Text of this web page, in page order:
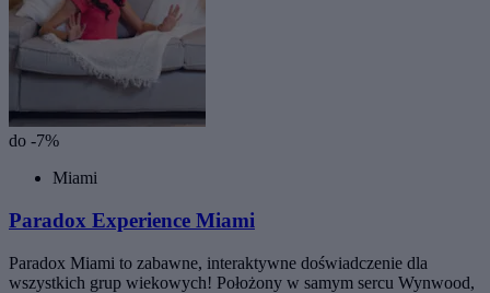
do -7%
Miami
Paradox Experience Miami
Paradox Miami to zabawne, interaktywne doświadczenie dla
wszystkich grup wiekowych! Położony w samym sercu Wynwood,